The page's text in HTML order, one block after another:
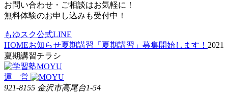
お問い合わせ・ご相談はお気軽に！
無料体験のお申し込みも受付中！
もゆスク公式LINE
HOMEお知らせ夏期講習 「夏期講習」募集開始します！ 2021
夏期講習チラシ
運 営
921-8155 金沢市高尾台1-54